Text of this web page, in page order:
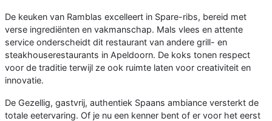
De keuken van Ramblas excelleert in Spare-ribs, bereid met
verse ingrediënten en vakmanschap. Mals vlees en attente
service onderscheidt dit restaurant van andere grill- en
steakhouserestaurants in Apeldoorn. De koks tonen respect
voor de traditie terwijl ze ook ruimte laten voor creativiteit en
innovatie.
De Gezellig, gastvrij, authentiek Spaans ambiance versterkt de
totale eetervaring. Of je nu een kenner bent of er voor het eerst